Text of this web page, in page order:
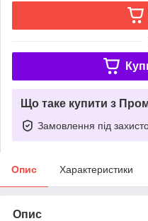
Що таке купити з
Замовлення під
Опис Характеристики
Опис